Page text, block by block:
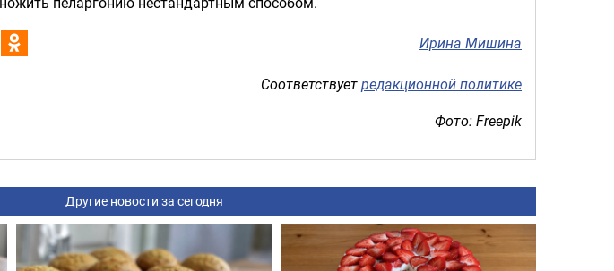
Ирина Мишина
Соответствуетредакционной политике
Фото: Freepik
Другие новости за сегодня